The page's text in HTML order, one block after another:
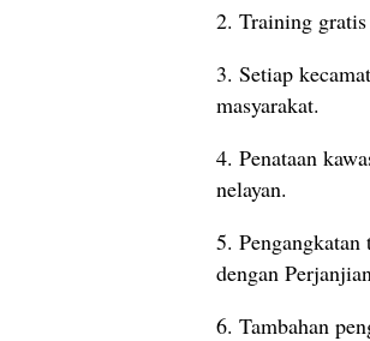
2. Training
3. Setiap
masyarakat.
4. Penataan
nelayan.
5. Pengangkatan
dengan
6. Tambahan